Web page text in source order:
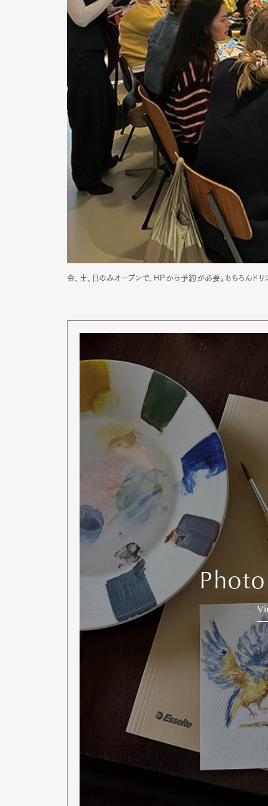
Pen
金、土、日のみオープンで、HPから予約が必要。もちろんド